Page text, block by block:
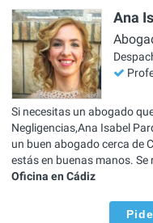
Ana
Si necesitas un abogado
Negligencias,Ana Isabel
un buen abogado cerca de
estás en buenas manos.
Oficina en Cádiz